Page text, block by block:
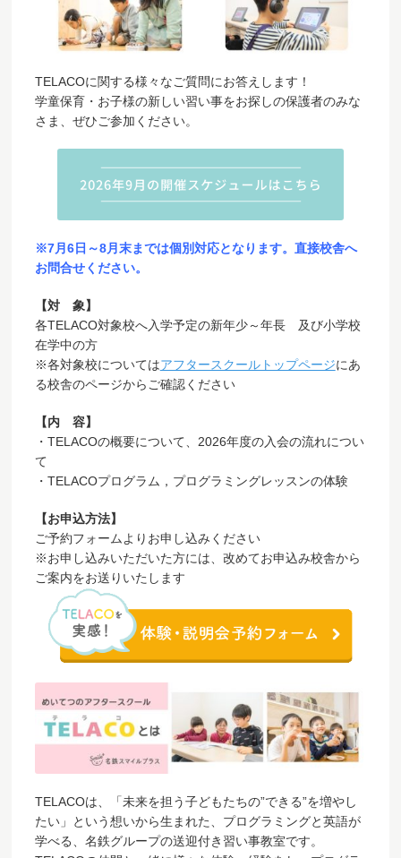
TELACOに関する様々なご質問にお答えします！
学童保育・お子様の新しい習い事をお探しの保護者のみな
さま、ぜひご参加ください。
※7月6日～8月末までは個別対応となります。直接校舎へ
お問合せください。
【対 象】
各TELACO対象校へ入学予定の新年少～年長 及び小学校
在学中の方
※各対象校についてはアフタースクールトップページにあ
る校舎のページからご確認ください
【内 容】
・TELACOの概要について、2026年度の入会の流れについ
て
・TELACOプログラム，プログラミングレッスンの体験
【お申込方法】
ご予約フォームよりお申し込みください
※お申し込みいただいた方には、改めてお申込み校舎から
ご案内をお送りいたします
TELACOは、「未来を担う子どもたちの”できる”を増やし
たい」という想いから生まれた、プログラミングと英語が
学べる、名鉄グループの送迎付き習い事教室です。